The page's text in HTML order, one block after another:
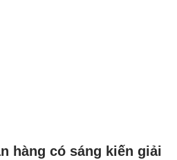
hàng có sáng kiến giải